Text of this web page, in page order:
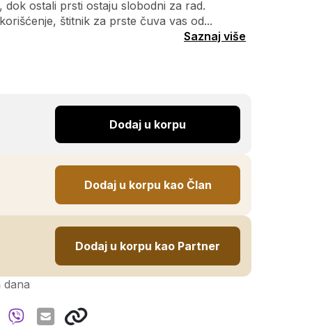
dok ostali prsti ostaju slobodni za rad.
štitnik za prste čuva vas od...
Saznaj više
Dodaj u korpu
Dodaj u korpu kao Član
Dodaj u korpu kao Partner